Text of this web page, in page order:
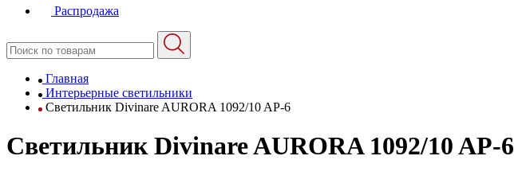
Распродажа
Главная
Интерьерные светильники
Светильник Divinare AURORA 1092/10 AP-6
Светильник Divinare AURORA 1092/10 AP-6